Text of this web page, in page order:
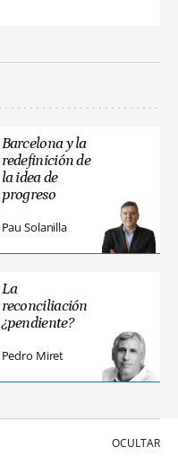
Barcelona y la
redefinición de
la idea de
progreso
Pau Solanilla
La
reconciliación
¿pendiente?
Pedro Miret